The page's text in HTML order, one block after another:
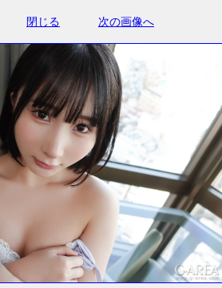
閉じる 次の画像へ